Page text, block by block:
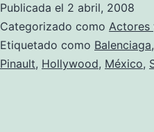
Publicada el 2 abril, 2008
Categorizado como Actores
Etiquetado como Balenciaga,
Pinault, Hollywood, México,